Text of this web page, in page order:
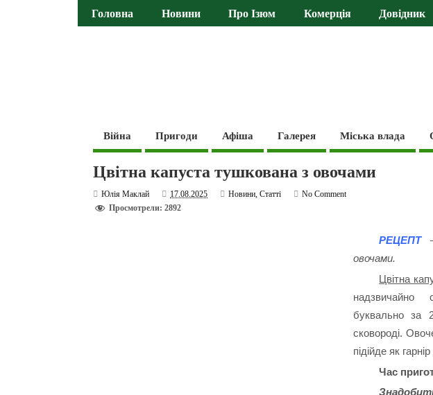
Головна Новини Про Ізюм Комерція Довідник
Війна Пригоди Афіша Галерея Міська влада
Цвітна капуста тушкована з овочами
Юлія Маклай 17.08.2025 Новини,Статті
No Comment
Просмотрели: 2892
РЕЦЕПТ–
овочами.
Цвітна
надзвичайно
буквально за
сковороді.
підійде як
Час